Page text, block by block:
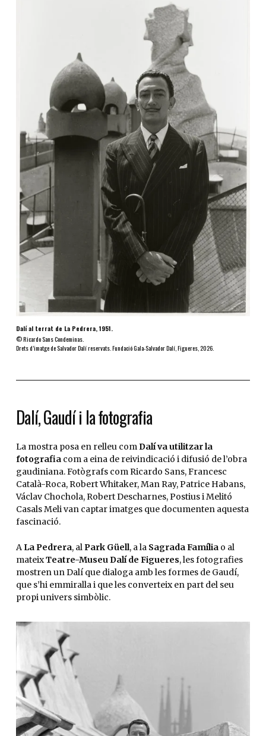
Dalí al terrat de La Pedrera, 1951.
© Ricardo Sans Condeminas.
Drets d’imatge de Salvador Dalí reservats. Fundació Gala-Salvador Dalí, Figueres, 2026.
Dalí, Gaudí i la fotografia
La mostra posa en relleu comDalí va utilitzar la
fotografia com a eina de reivindicació i difusió de l’obra
gaudiniana. Fotògrafs com Ricardo Sans, Francesc
Català-Roca, Robert Whitaker, Man Ray, Patrice Habans,
Václav Chochola, Robert Descharnes, Postius i Melitó
Casals Meli van captar imatges que documenten aquesta
fascinació.
A La Pedrera, alPark Güell, a la Sagrada Família o al
mateixTeatre-Museu Dalí de Figueres, les fotografies
mostren un Dalí que dialoga amb les formes de Gaudí,
que s’hi emmiralla i que les converteix en part del seu
propi univers simbòlic.